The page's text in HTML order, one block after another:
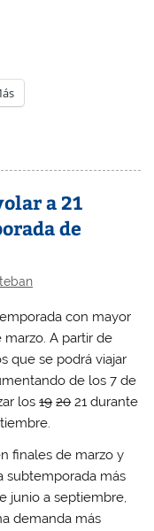
a 21
de
con mayor
A partir de
que se podrá viajar
de los 7 de
los19 2021 durante
finales de marzo y
subtemporada más
junio a septiembre,
demanda más